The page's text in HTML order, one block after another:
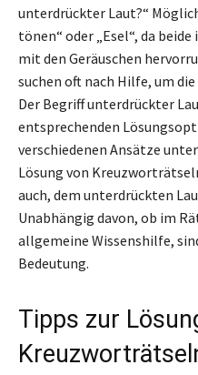
unterdrückter Laut?“
tönen“ oder „Esel“, da
mit den Geräuschen
suchen oft nach Hilfe, um
Der Begriff unterdrückter
entsprechenden
verschiedenen Ansätze
Lösung von
auch, dem unterdrückten
Unabhängig davon, ob im
allgemeine Wissenshilfe,
Bedeutung.
Tipps zur